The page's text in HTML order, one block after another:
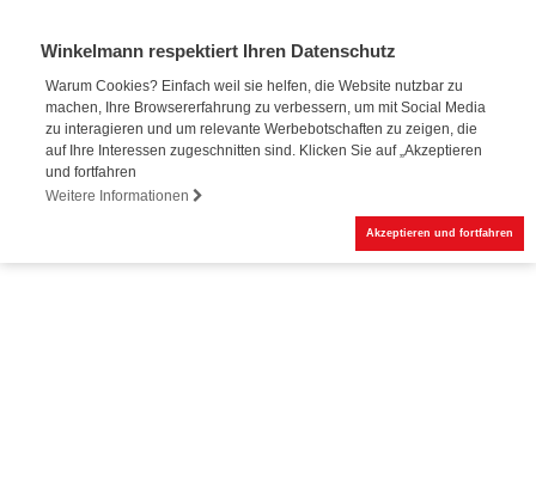
Winkelmann respektiert Ihren Datenschutz
Warum Cookies? Einfach weil sie helfen, die Website nutzbar zu
machen, Ihre Browsererfahrung zu verbessern, um mit Social Media
zu interagieren und um relevante Werbebotschaften zu zeigen, die
auf Ihre Interessen zugeschnitten sind. Klicken Sie auf „Akzeptieren
und fortfahren
Weitere Informationen
Akzeptieren und fortfahren
Online-Buchung